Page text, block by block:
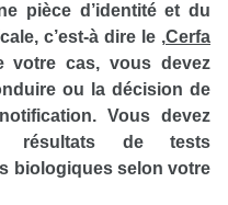
pièce d’identité et du
c’est-à dire le ,Cerfa
votre cas, vous devez
ou la décision de
Vous devez
résultats de tests
biologiques selon votre